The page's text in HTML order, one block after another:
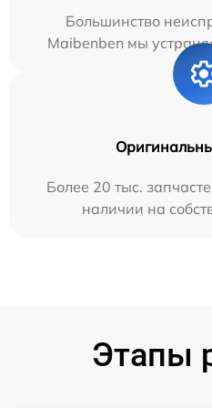
Большинство
Maibenben мы
Более 20 тыс.
наличии на
Этапы